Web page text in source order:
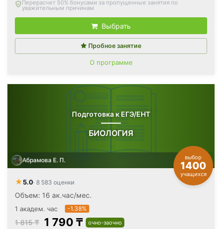
Вернём все оплаченные деньги, если откажетесь после
первого занятия
Выбрать
Пробное занятие
О программе
Подготовка к ЕГЭ/ЕНТ
БИОЛОГИЯ
выбор
1400
учащихся
Абрамова Е. П.
★5.0· 8 583 оценки
Объем: 16 ак.час/мес.
1 академ. час -1.38%
1 815 ₸ 1 790 ₸ очно-заочно